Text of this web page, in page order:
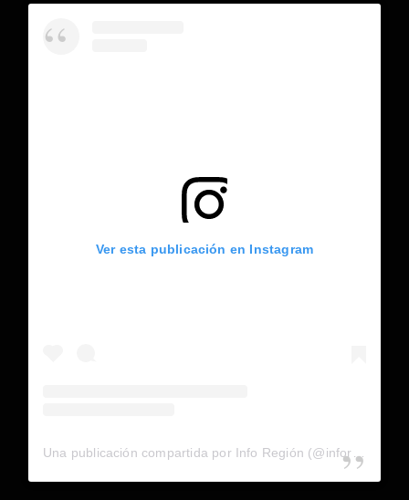
Ver esta publicación en Instagram
Una publicación compartida por Info Región (@inforegion_redes)